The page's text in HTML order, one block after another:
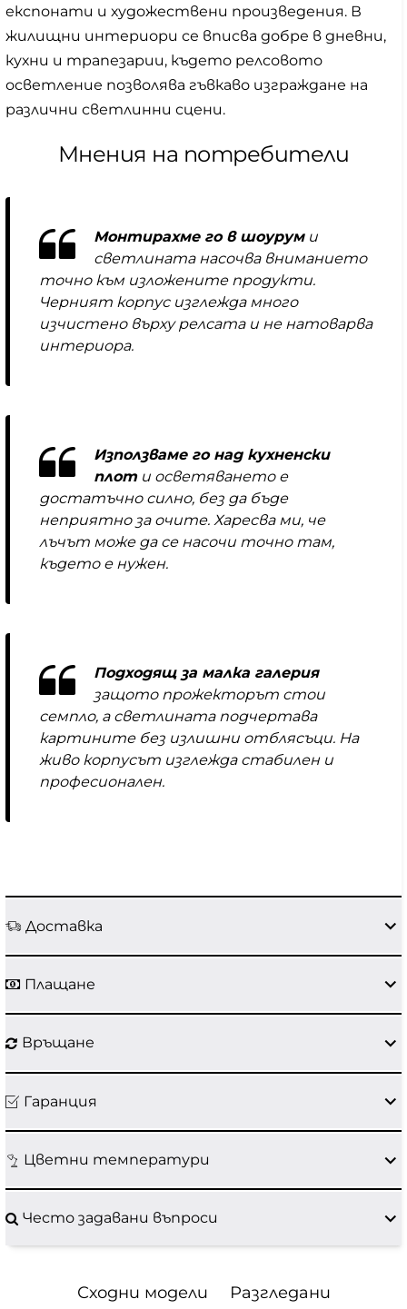
експонати и художествени произведения. В
жилищни интериори се вписва добре в дневни,
кухни и трапезарии, където релсовото
осветление позволява гъвкаво изграждане на
различни светлинни сцени.
Мнения на потребители
Монтирахме го в шоуруми
светлината насочва вниманието
точно към изложените продукти.
Черният корпус изглежда много
изчистено върху релсата и не натоварва
интериора.
Използваме го над кухненски
плоти осветяването е
достатъчно силно, без да бъде
неприятно за очите. Харесва ми, че
лъчът може да се насочи точно там,
където е нужен.
Подходящ за малка галерия
защото прожекторът стои
семпло, а светлината подчертава
картините без излишни отблясъци. На
живо корпусът изглежда стабилен и
професионален.
Доставка
Плащане
Връщане
Гаранция
Цветни температури
Често задавани въпроси
Сходни модели Разгледани